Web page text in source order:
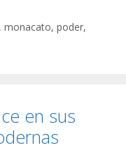
,monacato,poder,
en sus